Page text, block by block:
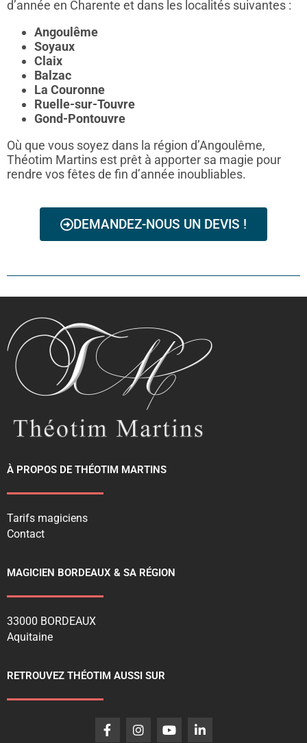
d’année en Charente et dans les localités suivantes :
Angoulême
Soyaux
Claix
Balzac
La Couronne
Ruelle-sur-Touvre
Gond-Pontouvre
Où que vous soyez dans la région d’Angoulême,
Théotim Martins est prêt à apporter sa magie pour
rendre vos fêtes de fin d’année inoubliables.
DEMANDEZ-NOUS UN DEVIS !
À PROPOS DE THÉOTIM MARTINS
Tarifs magiciens
Contact
MAGICIEN BORDEAUX & SA RÉGION
33000 BORDEAUX
Aquitaine
RETROUVEZ THÉOTIM AUSSI SUR